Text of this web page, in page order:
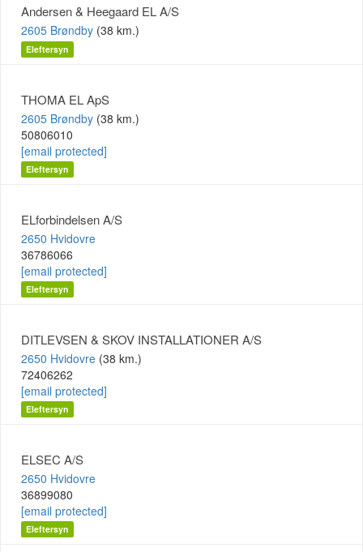
Andersen & Heegaard EL A/S
2605 Brøndby (38 km.)
Eleftersyn
THOMA EL ApS
2605 Brøndby (38 km.)
50806010
[email protected]
Eleftersyn
ELforbindelsen A/S
2650 Hvidovre
36786066
[email protected]
Eleftersyn
DITLEVSEN & SKOV INSTALLATIONER A/S
2650 Hvidovre (38 km.)
72406262
[email protected]
Eleftersyn
ELSEC A/S
2650 Hvidovre
36899080
[email protected]
Eleftersyn